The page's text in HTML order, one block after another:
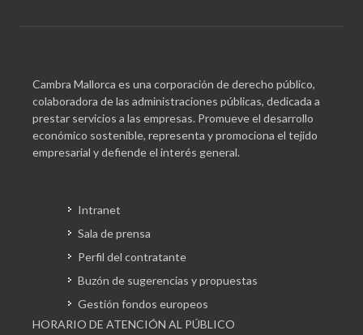
Cambra Mallorca es una corporación de derecho público,
colaboradora de las administraciones públicas, dedicada a
prestar servicios a las empresas. Promueve el desarrollo
económico sostenible, representa y promociona el tejido
empresarial y defiende el interés general.
Intranet
Sala de prensa
Perfil del contratante
Buzón de sugerencias y propuestas
Gestión fondos europeos
HORARIO DE ATENCIÓN AL PÚBLICO